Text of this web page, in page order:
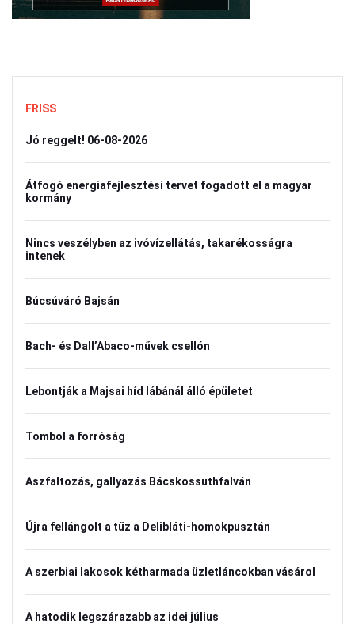
FRISS
Jó reggelt! 06-08-2026
Átfogó energiafejlesztési tervet fogadott el a magyar
kormány
Nincs veszélyben az ivóvízellátás, takarékosságra
intenek
Búcsúváró Bajsán
Bach- és Dall’Abaco-művek csellón
Lebontják a Majsai híd lábánál álló épületet
Tombol a forróság
Aszfaltozás, gallyazás Bácskossuthfalván
Újra fellángolt a tűz a Delibláti-homokpusztán
A szerbiai lakosok kétharmada üzletláncokban vásárol
A hatodik legszárazabb az idei július